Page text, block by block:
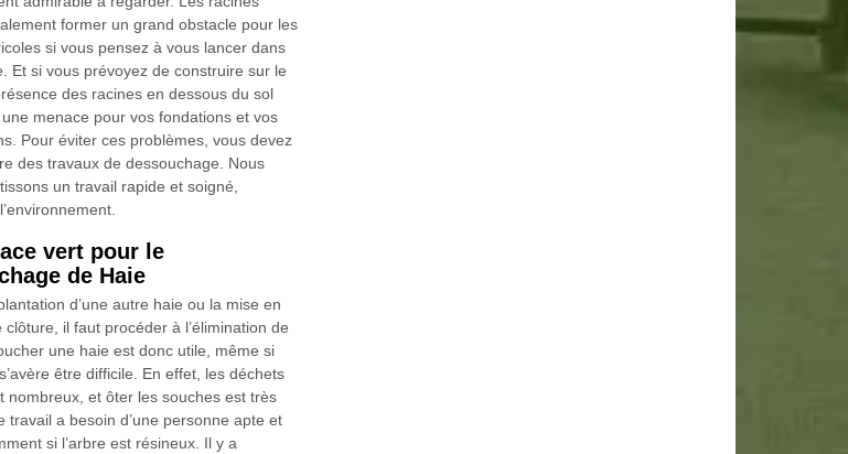
former un grand obstacle pour les
si vous pensez à vous lancer dans
Et si vous prévoyez de construire sur le
des racines en dessous du sol
menace pour vos fondations et vos
Pour éviter ces problèmes, vous devez
des travaux de dessouchage. Nous
un travail rapide et soigné,
vert pour le
de Haie
d’une autre haie ou la mise en
clôture, il faut procéder à l’élimination de
une haie est donc utile, même si
être difficile. En effet, les déchets
nombreux, et ôter les souches est très
travail a besoin d’une personne apte et
si l’arbre est résineux. Il y a